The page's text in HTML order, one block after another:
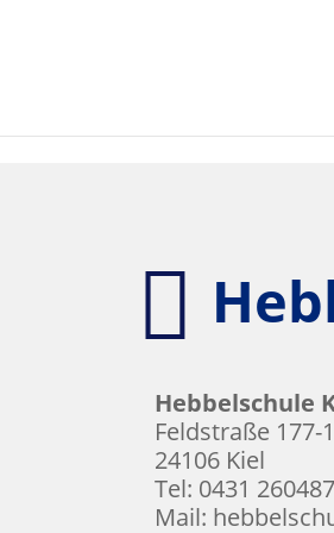

Hebbelschule
Feldstraße 177-
24106 Kiel
Tel: 0431
Mail: